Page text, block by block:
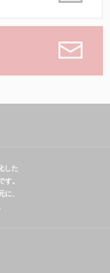
した
す。
に、